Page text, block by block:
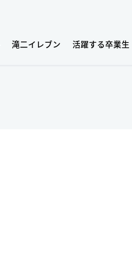
滝二イレブン 活躍する卒業生